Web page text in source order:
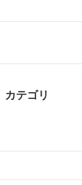
カテゴリ